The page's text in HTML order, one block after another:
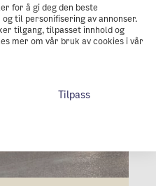
for å gi deg den beste
til personifisering av annonser.
tilgang, tilpasset innhold og
mer om vår bruk av cookies i vår
Tilpass